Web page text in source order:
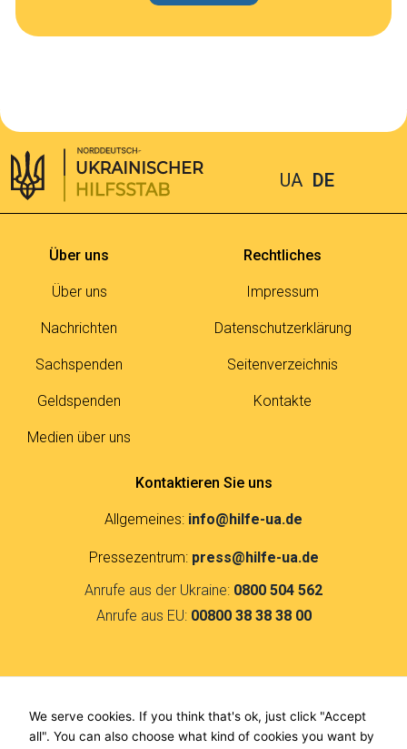
UA DE
Über uns
Über uns
Nachrichten
Sachspenden
Geldspenden
Medien über uns
Rechtliches
Impressum
Datenschutzerklärung
Seitenverzeichnis
Kontakte
Kontaktieren Sie uns
Allgemeines: info@hilfe-ua.de
Pressezentrum: press@hilfe-ua.de
Anrufe aus der Ukraine: 0800 504 562
Anrufe aus EU: 00800 38 38 38 00
F
I
We serve cookies. If you think that's ok, just click "Accept
all". You can also choose what kind of cookies you want by